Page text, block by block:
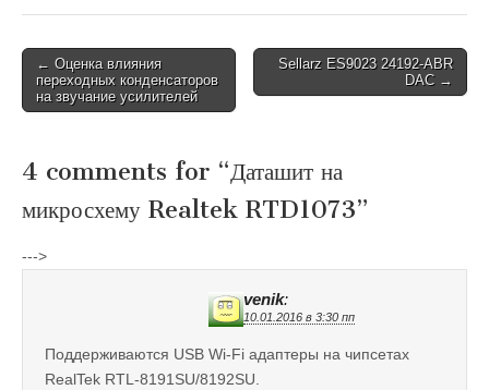
Post
navigation
← Оценка влияния
переходных конденсаторов
на звучание усилителей
Sellarz ES9023 24192-ABR
DAC →
4 comments for “Даташит на
микросхему Realtek RTD1073”
--->
venik:
10.01.2016 в 3:30 пп
Поддерживаются USB Wi-Fi адаптеры на чипсетах
RealTek RTL-8191SU/8192SU.